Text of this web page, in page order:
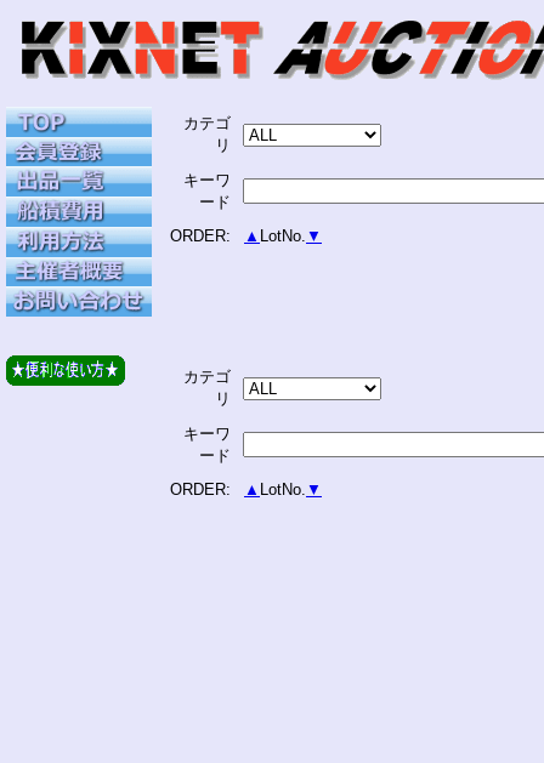
カテゴ
リ
キーワ
ード
ORDER:
▲ LotNo. ▼
カテゴ
リ
キーワ
ード
ORDER:
▲ LotNo. ▼